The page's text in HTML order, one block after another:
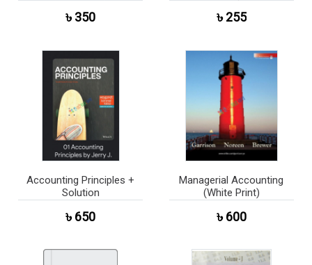
৳ 350 ৳ 255
Accounting Principles +
Solution
৳ 650
Managerial Accounting
(White Print)
৳ 600